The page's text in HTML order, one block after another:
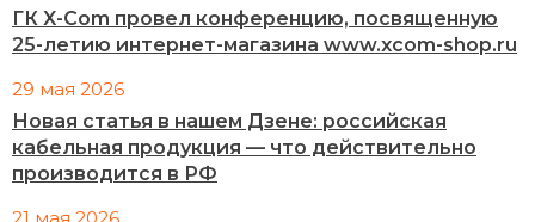
ГК X-Com провел конференцию, посвященную
25-летию интернет-магазина www.xcom-shop.ru
29 мая 2026
Новая статья в нашем Дзене: российская
кабельная продукция — что действительно
производится в РФ